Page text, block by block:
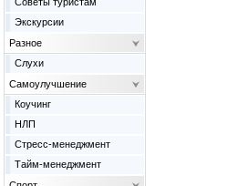
Экскурсии
Разное
Слухи
Самоулучшение
Коучинг
НЛП
Стресс-менеджмент
Тайм-менеджмент